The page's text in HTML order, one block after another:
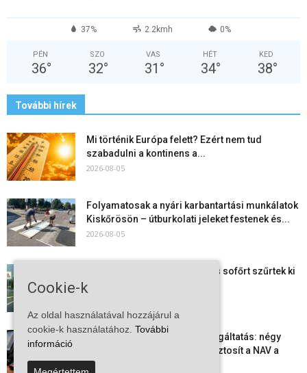
37% 2.2kmh 0%
PÉN
36°
SZO
32°
VAS
31 °
HÉT
34°
KED
38°
További hírek
Mi történik Európa felett? Ezért nem tud
szabadulni a kontinens a...
2026-08-05
Folyamatosak a nyári karbantartási munkálatok
Kiskőrösön – útburkolati jeleket festenek és...
2026-08-05
Több száz gyorshajtót és ittas sofőrt szűrtek ki
Bács-Kiskun útjain –...
Elektronikus nyugtaadat-szolgáltatás: négy
hónapos átállási időszakot biztosít a NAV a
vállalkozásoknak
Cookie-k
Az oldal használatával hozzájárul a
cookie-k használatához. További
információ